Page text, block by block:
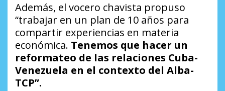
Además, el vocero chavista propuso
“trabajar en un plan de 10 años para
compartir experiencias en materia
económica. Tenemos que hacer un
reformateo de las relaciones Cuba-
Venezuela en el contexto del Alba-
TCP”.